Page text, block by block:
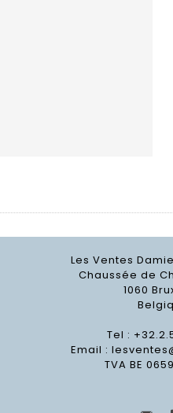
Les Ventes
Chaussée de
1060
Tel :
Email :
TVA BE